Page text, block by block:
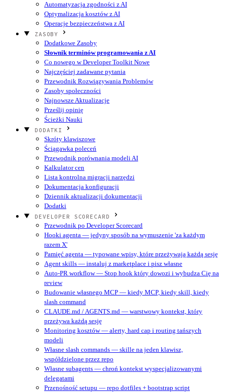
Automatyzacja zgodności z AI
Optymalizacja kosztów z AI
Operacje bezpieczeństwa z AI
ZASOBY
Dodatkowe Zasoby
Słownik terminów programowania z AI
Co nowego w Developer Toolkit Nowe
Najczęściej zadawane pytania
Przewodnik Rozwiązywania Problemów
Zasoby społeczności
Najnowsze Aktualizacje
Prześlij opinię
Ścieżki Nauki
DODATKI
Skróty klawiszowe
Ściągawka poleceń
Przewodnik porównania modeli AI
Kalkulator cen
Lista kontrolna migracji narzędzi
Dokumentacja konfiguracji
Dziennik aktualizacji dokumentacji
Dodatki
DEVELOPER SCORECARD
Przewodnik po Developer Scorecard
Hooki agenta — jedyny sposób na wymuszenie 'za każdym
razem X'
Pamięć agenta — typowane wpisy, które przeżywają każdą sesję
Agent skills — instaluj z marketplace i pisz własne
Auto-PR workflow — Stop hook który dowozi i wybudza Cię na
review
Budowanie własnego MCP — kiedy MCP, kiedy skill, kiedy
slash command
CLAUDE.md / AGENTS.md — warstwowy kontekst, który
przeżywa każdą sesję
Monitoring kosztów — alerty, hard cap i routing tańszych
modeli
Własne slash commands — skille na jeden klawisz,
współdzielone przez repo
Własne subagents — chroń kontekst wyspecjalizowanymi
delegatami
Przenośność setupu — repo dotfiles + bootstrap script